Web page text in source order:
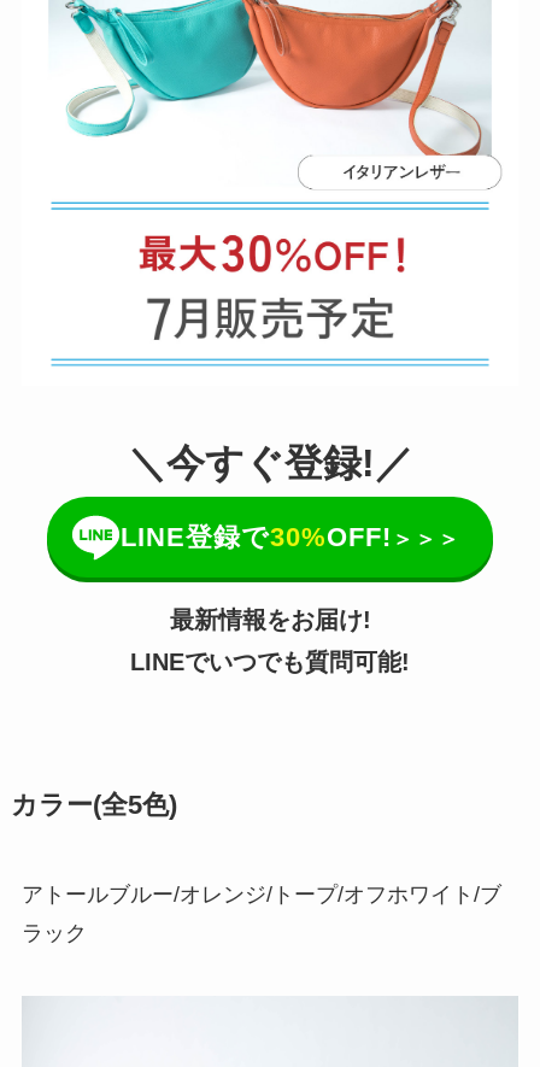
＼今すぐ登録!／
LINE登録で30%OFF! ＞＞＞
最新情報をお届け!
LINEでいつでも質問可能!
カラー(全5色)
アトールブルー/オレンジ/トープ/オフホワイト/ブ
ラック